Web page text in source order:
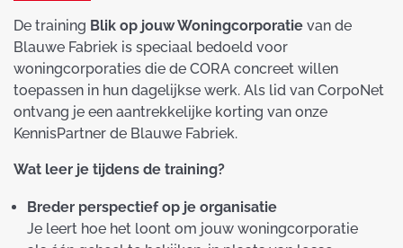
De training Blik op jouw Woningcorporatie van de
Blauwe Fabriek is speciaal bedoeld voor
woningcorporaties die de CORA concreet willen
toepassen in hun dagelijkse werk. Als lid van CorpoNet
ontvang je een aantrekkelijke korting van onze
KennisPartner de Blauwe Fabriek.
Wat leer je tijdens de training?
Breder perspectief op je organisatie
Je leert hoe het loont om jouw woningcorporatie